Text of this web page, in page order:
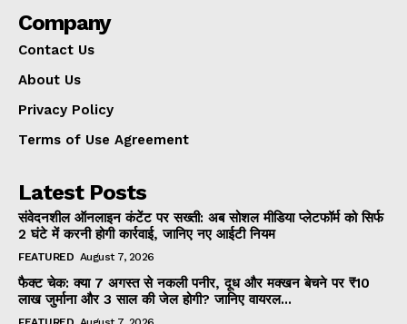
Company
Contact Us
About Us
Privacy Policy
Terms of Use Agreement
Latest Posts
संवेदनशील ऑनलाइन कंटेंट पर सख्ती: अब सोशल मीडिया प्लेटफॉर्म को सिर्फ
2 घंटे में करनी होगी कार्रवाई, जानिए नए आईटी नियम
FEATURED August 7, 2026
फैक्ट चेक: क्या 7 अगस्त से नकली पनीर, दूध और मक्खन बेचने पर ₹10
लाख जुर्माना और 3 साल की जेल होगी? जानिए वायरल...